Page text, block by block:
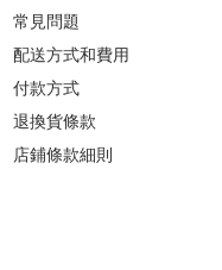
常見問題
配送方式和費用
付款方式
退換貨條款
店鋪條款細則